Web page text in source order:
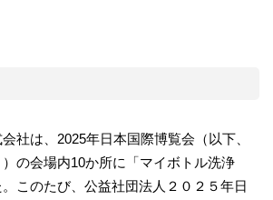
社は、2025年日本国際博覧会（以下、
）の会場内10か所に「マイボトル洗浄
このたび、公益社団法人２０２５年日